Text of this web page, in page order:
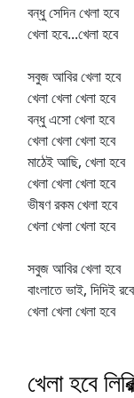
বন্ধু সেদিন খেলা হবে
খেলা হবে...খেলা হবে
সবুজ আবির খেলা হবে
খেলা খেলা খেলা হবে
বন্ধু এসো খেলা হবে
খেলা খেলা খেলা হবে
মাঠেই আছি, খেলা হবে
খেলা খেলা খেলা হবে
ভীষণ রকম খেলা হবে
খেলা খেলা খেলা হবে
সবুজ আবির খেলা হবে
বাংলাতে ভাই, দিদিই রবে
খেলা খেলা খেলা হবে
খেলা হবে